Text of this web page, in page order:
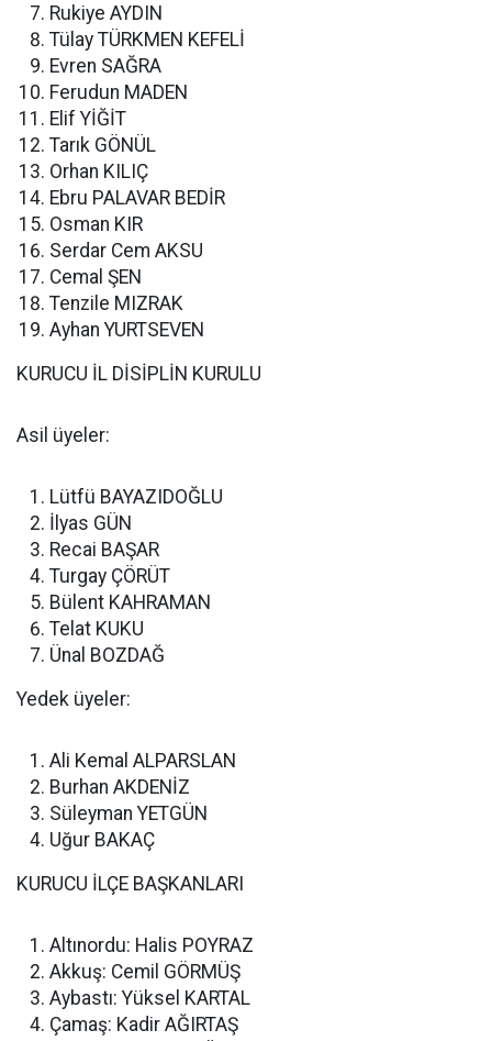
Rukiye AYDIN
Tülay TÜRKMEN KEFELİ
Evren SAĞRA
Ferudun MADEN
Elif YİĞİT
Tarık GÖNÜL
Orhan KILIÇ
Ebru PALAVAR BEDİR
Osman KIR
Serdar Cem AKSU
Cemal ŞEN
Tenzile MIZRAK
Ayhan YURTSEVEN
KURUCU İL DİSİPLİN KURULU
Asil üyeler:
Lütfü BAYAZIDOĞLU
İlyas GÜN
Recai BAŞAR
Turgay ÇÖRÜT
Bülent KAHRAMAN
Telat KUKU
Ünal BOZDAĞ
Yedek üyeler:
Ali Kemal ALPARSLAN
Burhan AKDENİZ
Süleyman YETGÜN
Uğur BAKAÇ
KURUCU İLÇE BAŞKANLARI
Altınordu: Halis POYRAZ
Akkuş: Cemil GÖRMÜŞ
Aybastı: Yüksel KARTAL
Çamaş: Kadir AĞIRTAŞ